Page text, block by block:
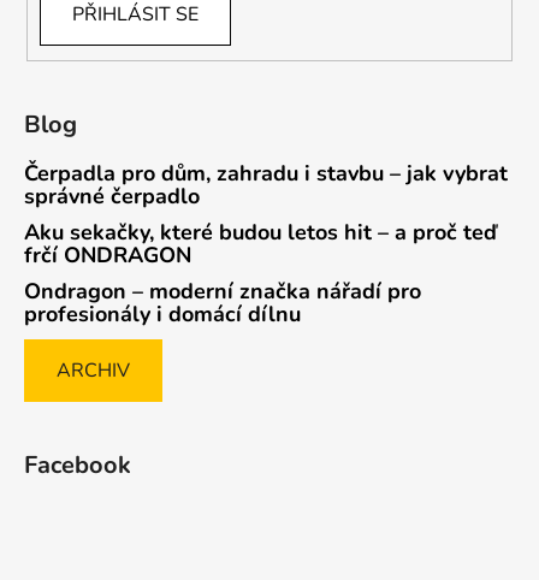
PŘIHLÁSIT SE
Blog
Čerpadla pro dům, zahradu i stavbu – jak vybrat
správné čerpadlo
Aku sekačky, které budou letos hit – a proč teď
frčí ONDRAGON
Ondragon – moderní značka nářadí pro
profesionály i domácí dílnu
ARCHIV
Facebook